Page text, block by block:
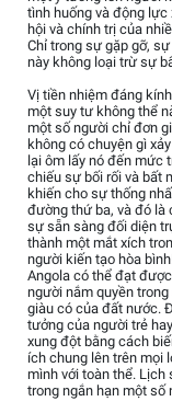
tình huống và động
hội và chính trị của
Chỉ trong sự gặp gỡ,
này không loại trừ sự
Vị tiền nhiệm đáng
một suy tư không thể
một số người chỉ đơn
không có chuyện gì
lại ôm lấy nó đến mức
chiếu sự bối rối và bất
khiến cho sự thống
đường thứ ba, và đó là
sự sẵn sàng đối diện
thành một mắt xích
người kiến tạo hòa
Angola có thể đạt
người nắm quyền
giàu có của đất nước.
tưởng của người trẻ
xung đột bằng cách
ích chung lên trên mọi
mình với toàn thể.
trong ngắn hạn một số